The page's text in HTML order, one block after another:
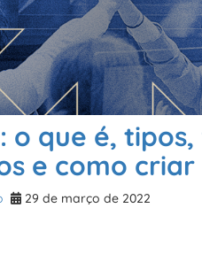
o que é, tipos,
e como criar
29 de março de 2022